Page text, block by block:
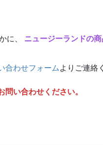
に、 ニュージーランドの
合わせフォーム よりご連絡
い合わせください。